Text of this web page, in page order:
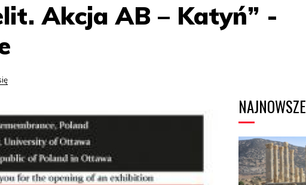
Akcja AB – Katyń” -
NAJNOWSZE